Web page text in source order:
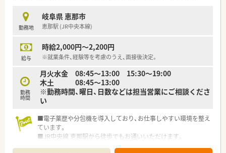
■総合科目の処方箋に加えて在宅や漢方にも携われ、薬剤師とし
て大きく成長できます。
■患者様一人ひとりに寄り添った服薬指導など、対人業務に注力
【こんな取り組みをしています】
ポート薬局を目指しています。
■患者様の健康を多角的に支えるため、薬膳茶などのプライベー
トブランド商品を開発しています。
■対物業務の効率化を図り、薬剤師が対人業務に集中できる環境
勤務地
岐阜県 恵那市
恵那駅 (JR中央本線)
給与
時給2,000円～2,200円
※就業条件、経験等を考慮のうえ、面接後決定。
勤務
時間
月火水金 08:45～13:00 15:30～19:00
木土 08:45～13:00
※勤務時間、曜日、日数などは担当営業にご相談くださ
い
■電子薬歴や分包機を導入しており、お仕事しやすい環境を整え
ています。
■JR中央線 恵那駅から徒歩でもお通いいただけます。